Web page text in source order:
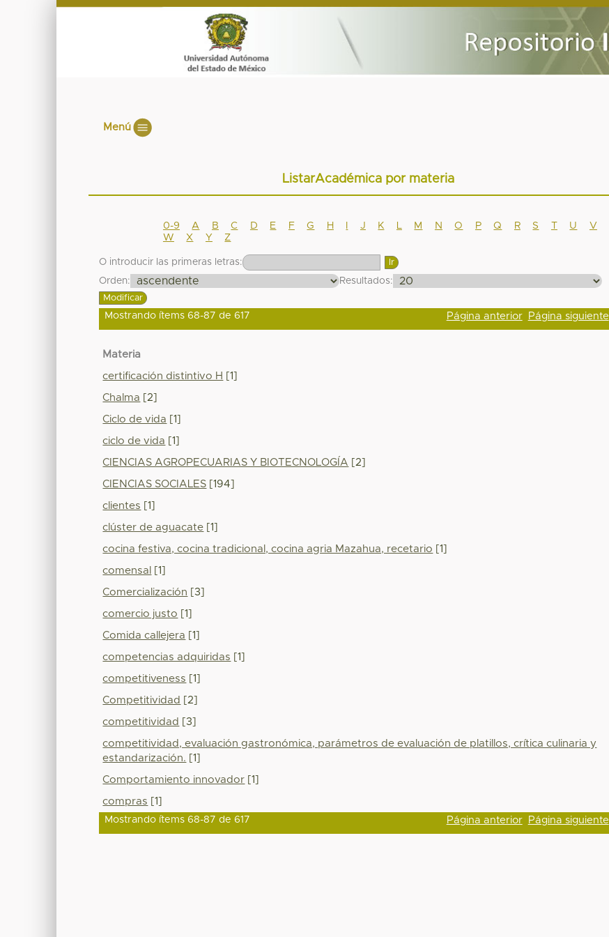
Menú
ListarAcadémica por materia
0-9 A B C D E F G H J K M N O P Q R S T U
V
W
X Y Z
O introducir las primeras letras:
Orden:
Resultados:
Mostrando ítems 68-87 de 617 Página anterior Página siguiente
Materia
certificación distintivo H [1]
Chalma [2]
Ciclo de vida [1]
ciclo de vida [1]
CIENCIAS AGROPECUARIAS Y BIOTECNOLOGÍA [2]
CIENCIAS SOCIALES [194]
clientes [1]
clúster de aguacate [1]
cocina festiva, cocina tradicional, cocina agria Mazahua, recetario [1]
comensal [1]
Comercialización [3]
comercio justo [1]
Comida callejera [1]
competencias adquiridas [1]
competitiveness [1]
Competitividad [2]
competitividad [3]
competitividad, evaluación gastronómica, parámetros de evaluación de platillos, crítica culinaria y
estandarización. [1]
Comportamiento innovador [1]
compras [1]
Mostrando ítems 68-87 de 617 Página anterior Página siguiente